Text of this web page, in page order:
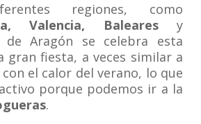
regiones, como
Valencia, Balearesy
de Aragón se celebra esta
gran fiesta, a veces similar a
el calor del verano, lo que
porque podemos ir a la
.